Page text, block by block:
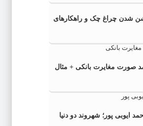
شدن چراغ چک و راهکارهای
صورت مغایرت بانکی + مثال
ایوبی ‌پور؛ شهروند دو دنیا